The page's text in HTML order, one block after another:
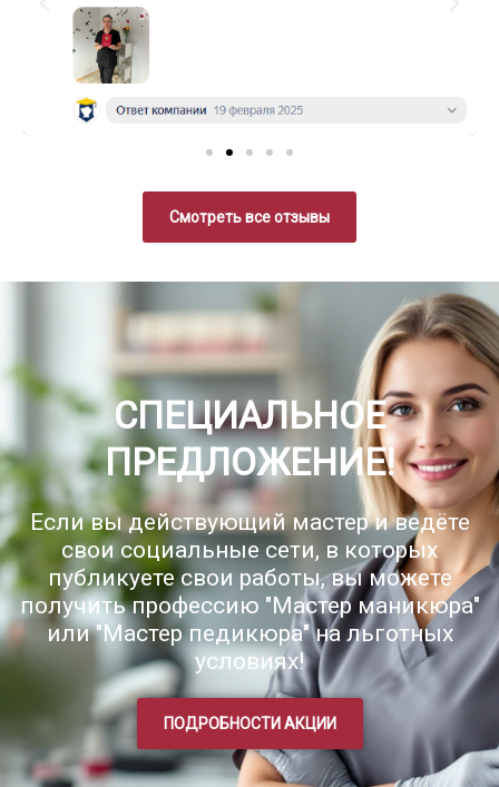
Смотреть все отзывы
СПЕЦИАЛЬНОЕ
ПРЕДЛОЖЕНИЕ!
Если вы действующий мастер и ведёте
свои социальные сети, в которых
публикуете свои работы, вы можете
получить профессию "Мастер маникюра"
или "Мастер педикюра" на льготных
условиях!
ПОДРОБНОСТИ АКЦИИ